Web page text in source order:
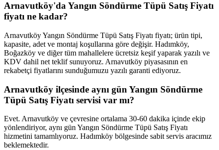
Arnavutköy'da Yangın Söndürme Tüpü Satış Fiyatı
fiyatı ne kadar?
Arnavutköy Yangın Söndürme Tüpü Satış Fiyatı fiyatı; ürün tipi,
kapasite, adet ve montaj koşullarına göre değişir. Hadımköy,
Boğazköy ve diğer tüm mahallelere ücretsiz keşif yaparak yazılı ve
KDV dahil net teklif sunuyoruz. Arnavutköy piyasasının en
rekabetçi fiyatlarını sunduğumuzu yazılı garanti ediyoruz.
Arnavutköy ilçesinde aynı gün Yangın Söndürme
Tüpü Satış Fiyatı servisi var mı?
Evet. Arnavutköy ve çevresine ortalama 30-60 dakika içinde ekip
yönlendiriyor, aynı gün Yangın Söndürme Tüpü Satış Fiyatı
hizmetini tamamlıyoruz. Hadımköy bölgesinde sabit servis aracımız
beklemektedir.